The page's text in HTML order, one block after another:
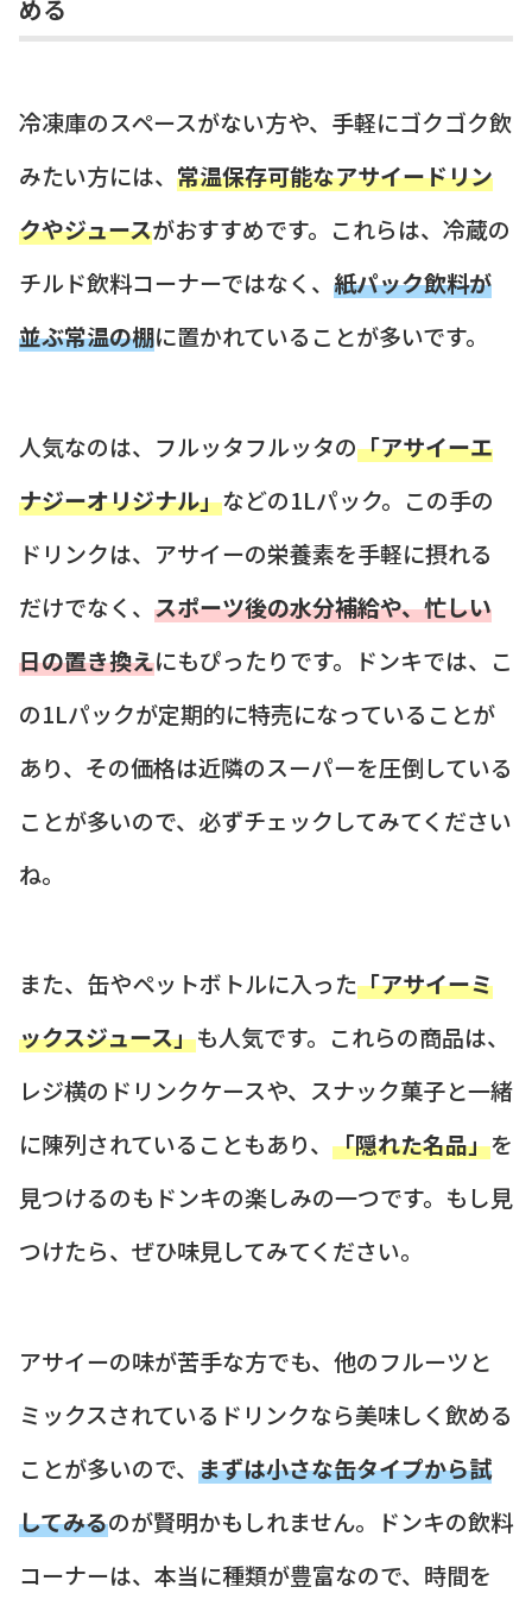
める
冷凍庫のスペースがない方や、手軽にゴクゴク飲
みたい方には、 常温保存可能なアサイードリン
クやジュースがおすすめです。これらは、冷蔵の
チルド飲料コーナーではなく、 紙パック飲料が
並ぶ常温の棚に置かれていることが多いです。
人気なのは、フルッタフルッタの「アサイーエ
ナジーオリジナル」などの1Lパック。この手の
ドリンクは、アサイーの栄養素を手軽に摂れる
だけでなく、 スポーツ後の水分補給や、忙しい
日の置き換えにもぴったりです。ドンキでは、こ
の1Lパックが定期的に特売になっていることが
あり、その価格は近隣のスーパーを圧倒している
ことが多いので、必ずチェックしてみてください
ね。
また、缶やペットボトルに入った「アサイーミ
ックスジュース」も人気です。これらの商品は、
レジ横のドリンクケースや、スナック菓子と一緒
に陳列されていることもあり、 「隠れた名品」を
見つけるのもドンキの楽しみの一つです。もし見
つけたら、ぜひ味見してみてください。
アサイーの味が苦手な方でも、他のフルーツと
ミックスされているドリンクなら美味しく飲める
ことが多いので、 まずは小さな缶タイプから試
してみるのが賢明かもしれません。ドンキの飲料
コーナーは、本当に種類が豊富なので、時間を